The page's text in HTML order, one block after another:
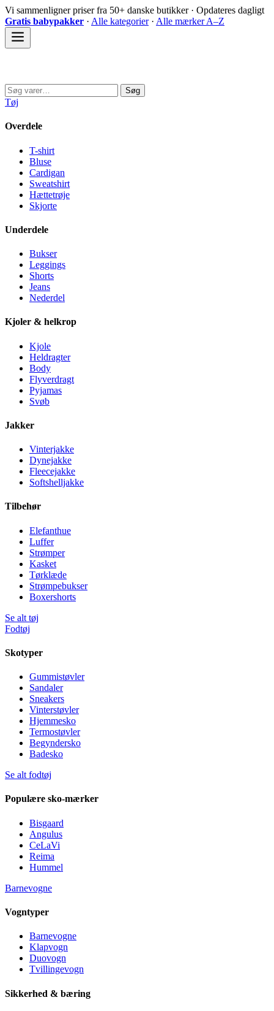
Spring
til
indhold
Vi sammenligner priser fra 50+ danske butikker · Opdateres dagligt
Gratis babypakker · Alle kategorier· Alle mærker A–Z
Søg
efter:
Søg
Tøj
Overdele
T-shirt
Bluse
Cardigan
Sweatshirt
Hættetrøje
Skjorte
Underdele
Bukser
Leggings
Shorts
Jeans
Nederdel
Kjoler & helkrop
Kjole
Heldragter
Body
Flyverdragt
Pyjamas
Svøb
Jakker
Vinterjakke
Dynejakke
Fleecejakke
Softshelljakke
Tilbehør
Elefanthue
Luffer
Strømper
Kasket
Tørklæde
Strømpebukser
Boxershorts
Se alt tøj
Fodtøj
Skotyper
Gummistøvler
Sandaler
Sneakers
Vinterstøvler
Hjemmesko
Termostøvler
Begyndersko
Badesko
Se alt fodtøj
Populære sko-mærker
Bisgaard
Angulus
CeLaVi
Reima
Hummel
Barnevogne
Vogntyper
Barnevogne
Klapvogn
Duovogn
Tvillingevogn
Sikkerhed & bæring